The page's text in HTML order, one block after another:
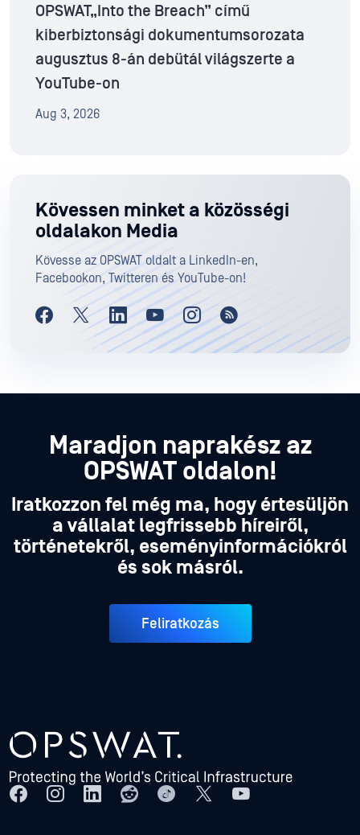
OPSWAT„Into the Breach” című
kiberbiztonsági dokumentumsorozata
augusztus 8-án debütál világszerte a
YouTube-on
Aug 3, 2026
Kövessen minket a közösségi
oldalakon Media
Kövesse az OPSWAT oldalt a LinkedIn-en,
Facebookon, Twitteren és YouTube-on!
Maradjon naprakész az
OPSWAT oldalon!
Iratkozzon fel még ma, hogy értesüljön
a vállalat legfrissebb híreiről,
történetekről, eseményinformációkról
és sok másról.
Feliratkozás